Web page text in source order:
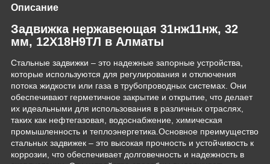
Описание
Задвижка нержавеющая 31нж11нж, 32
мм, 12Х18Н9ТЛ в Алматы
Стальные задвижки – это надежные запорные устройства,
которые используются для регулирования и отключения
потока жидкости или газа в трубопроводных системах. Они
обеспечивают герметичное закрытие и открытие, что делает
их идеальными для использования в различных отраслях,
таких как нефтегазовая, водоснабжение, химическая
промышленность и теплоэнергетика.Основное преимущество
стальных задвижек – это высокая прочность и устойчивость к
коррозии, что обеспечивает долговечность и надежность в